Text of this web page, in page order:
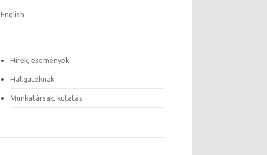
English
Hírek, események
Hallgatóknak
Munkatársak, kutatás